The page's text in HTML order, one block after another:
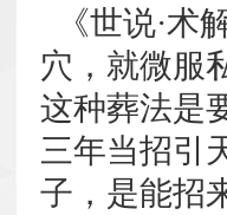
《世说·术
穴，就微服
这种葬法是
三年当招引
子，是能招